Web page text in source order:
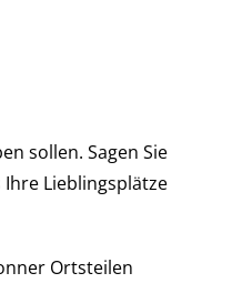
sollen. Sagen Sie
Lieblingsplätze
Ortsteilen